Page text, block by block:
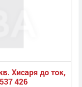
Хисаря до ток,
426